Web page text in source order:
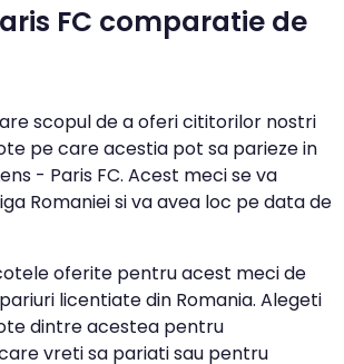
FC comparatie de
scopul de a oferi cititorilor nostri
pe care acestia pot sa parieze in
- Paris FC. Acest meci se va
Romaniei si va avea loc pe data de
oferite pentru acest meci de
licentiate din Romania. Alegeti
dintre acestea pentru
vreti sa pariati sau pentru